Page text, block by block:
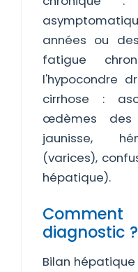
années ou
fatigue
l'hypocondre
cirrhose :
œdèmes des
jaunisse,
(varices),
hépatique).
diagnostic ?
Bilan hépatique